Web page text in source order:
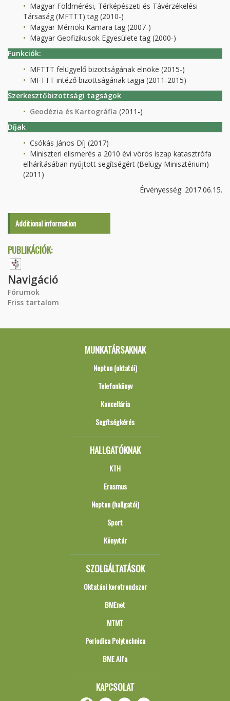
Magyar Földmérési, Térképészeti és Távérzékelési
Társaság (MFTTT) tag (2010-)
Magyar Mérnöki Kamara tag (2007-)
Magyar Geofizikusok Egyesülete tag (2000-)
Funkciók:
MFTTT felügyelő bizottságának elnöke (2015-)
MFTTT intéző bizottságának tagja (2011-2015)
Szerkesztőbizottsági tagságok
Geodézia és Kartográfia (2011-)
Díjak
Csókás János Díj (2017)
Miniszteri elismerés a 2010 évi vörös iszap katasztrófa
elhárításában nyújtott segítségért (Belügy Minisztérium)
(2011)
Érvényesség: 2017.06.15.
Additional information
PUBLIKÁCIÓK:
Navigáció
Fórumok
Friss tartalom
MUNKATÁRSAKNAK
Neptun (oktatói)
Telefonkönyv
Kancellária
Segítségkérés
HALLGATÓKNAK
KTH
Erasmus
Neptun (hallgatói)
Sport
Könyvtár
SZOLGÁLTATÁSOK
Oktatási keretrendszer
BMEnet
MTMT
Periodica Polytechnica
BME Alfa
KAPCSOLAT